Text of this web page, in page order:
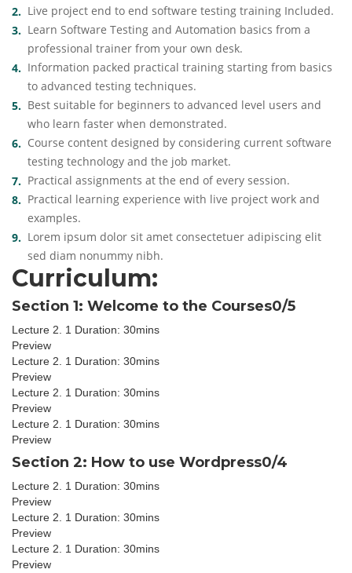
Live project end to end software testing training Included.
Learn Software Testing and Automation basics from a
professional trainer from your own desk.
Information packed practical training starting from basics
to advanced testing techniques.
Best suitable for beginners to advanced level users and
who learn faster when demonstrated.
Course content designed by considering current software
testing technology and the job market.
Practical assignments at the end of every session.
Practical learning experience with live project work and
examples.
Lorem ipsum dolor sit amet consectetuer adipiscing elit
sed diam nonummy nibh.
Curriculum:
Section 1: Welcome to the Courses0/5
Lecture 2. 1 Duration: 30mins
Preview
Lecture 2. 1 Duration: 30mins
Preview
Lecture 2. 1 Duration: 30mins
Preview
Lecture 2. 1 Duration: 30mins
Preview
Section 2: How to use Wordpress0/4
Lecture 2. 1 Duration: 30mins
Preview
Lecture 2. 1 Duration: 30mins
Preview
Lecture 2. 1 Duration: 30mins
Preview